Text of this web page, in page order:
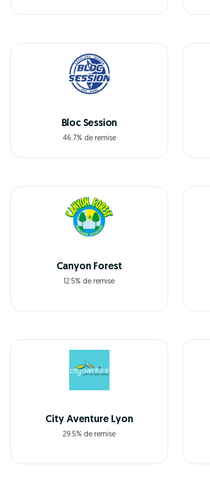
Bloc Session
46.7% de remise
Canyon Forest
12.5% de remise
City Aventure Lyon
29.5% de remise